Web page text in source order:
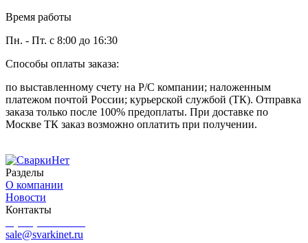
Время работы
Пн. - Пт. с 8:00 до 16:30
Способы оплаты заказа:
по выставленному счету на Р/С компании; наложенным
платежом почтой России; курьерской службой (ТК). Отправка
заказа только после 100% предоплаты. При доставке по
Москве ТК заказ возможно оплатить при получении.
Разделы
О компании
Новости
Контакты
sale@svarkinet.ru